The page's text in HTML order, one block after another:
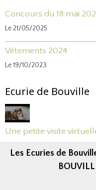
Concours du 18 mai
Le 21/05/2025
Vêtements 2024
Le 19/10/2023
Ecurie de Bouville
Une petite visite
Les Ecuries de